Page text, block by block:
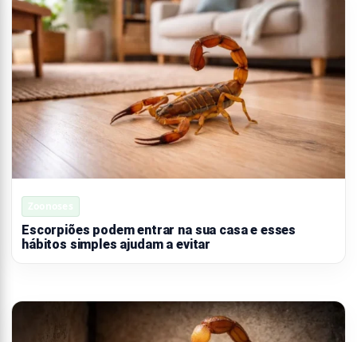
Escorpiões podem entrar na sua casa e esses
hábitos simples ajudam a evitar